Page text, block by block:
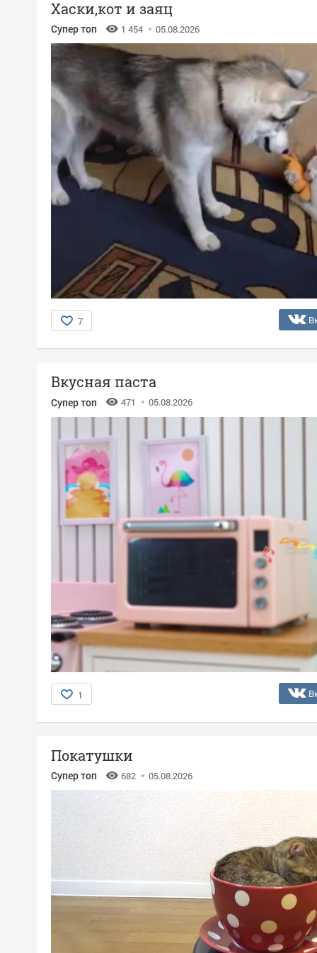
Хаски,кот и заяц
Супер топ 1 454 05.08.2026
7
Вкусная паста
Супер топ 471 05.08.2026
1
Покатушки
Супер топ 682 05.08.2026